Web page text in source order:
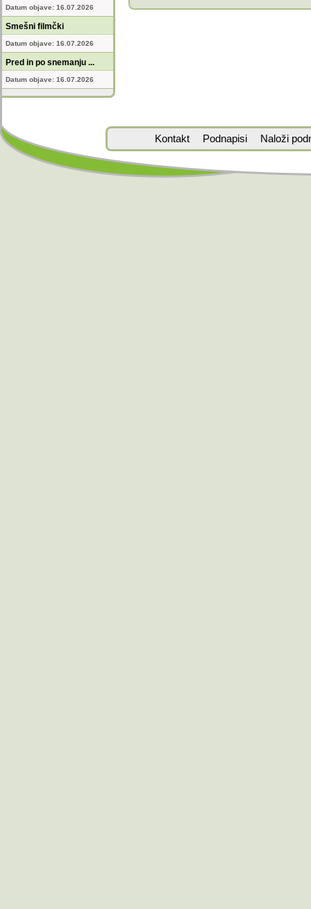
Datum objave: 16.07.2026
Smešni filmčki
Datum objave: 16.07.2026
Pred in po snemanju ...
Datum objave: 16.07.2026
Kontakt Podnapisi Naloži